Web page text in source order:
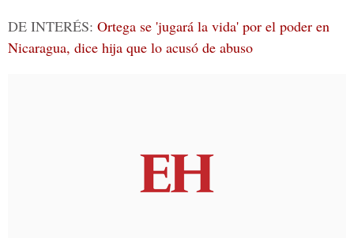
DE INTERÉS: Ortega se 'jugará la vida' por el poder en
Nicaragua, dice hija que lo acusó de abuso